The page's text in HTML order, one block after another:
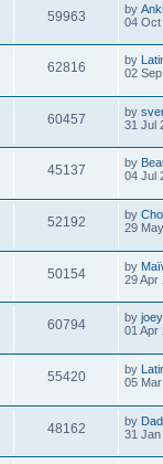
59963 by
04 Oct
62816 by
02
60457 by
31 Jul
45137 by
04 Jul
52192 by
29
50154 by
29 Apr
60794 by joey
01 Apr
55420 by
05
48162 by
31 Jan